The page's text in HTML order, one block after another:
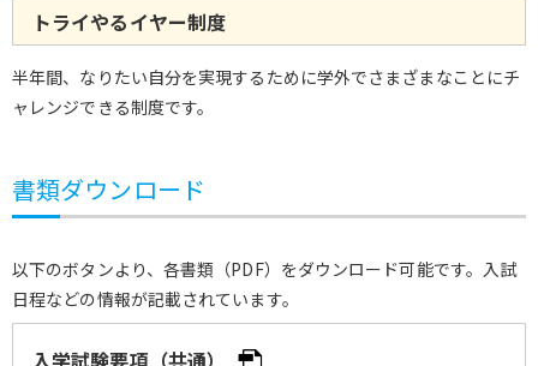
トライやるイヤー制度
半年間、なりたい自分を実現するために学外でさまざまなことにチ
ャレンジできる制度です。
書類ダウンロード
以下のボタンより、各書類（PDF）をダウンロード可能です。入試
日程などの情報が記載されています。
入学試験要項（共通）